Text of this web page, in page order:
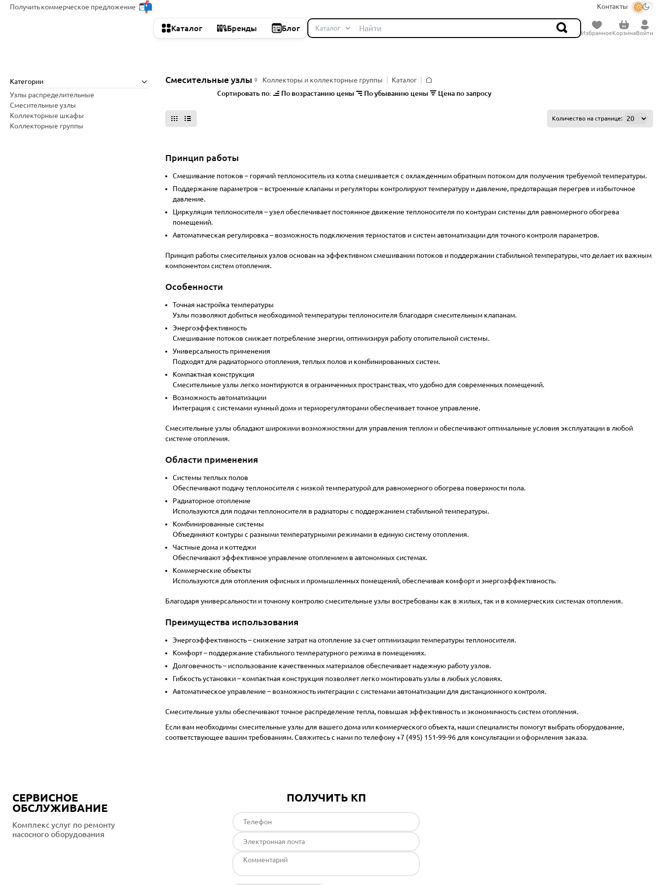
Получитькоммерческое предложение Контакты
Каталог Бренды Блог
ИзбранноеКорзинаВойти
Категории
Узлы распределительные
Смесительные узлы
Коллекторные шкафы
Коллекторные группы
Смесительные узлы 0 Коллекторы и коллекторные группы
Каталог
Сортировать по: По возрастанию цены По убыванию цены Цена по запросу
Количество на странице:
Принцип работы
Смешивание потоков – горячий теплоноситель из котла смешивается с охлажденным обратным потоком для получения требуемой температуры.
Поддержание параметров – встроенные клапаны и регуляторы контролируют температуру и давление, предотвращая перегрев и избыточное
давление.
Циркуляция теплоносителя – узел обеспечивает постоянное движение теплоносителя по контурам системы для равномерного обогрева
помещений.
Автоматическая регулировка– возможность подключения термостатов и систем автоматизации для точного контроля параметров.
Принцип работы смесительных узлов основан на эффективном смешивании потоков и поддержании стабильной температуры, что делает их важным
компонентом систем отопления.
Особенности
Точная настройка температуры
Узлы позволяют добиться необходимой температуры теплоносителя благодаря смесительным клапанам.
Энергоэффективность
Смешивание потоков снижает потребление энергии, оптимизируя работу отопительной системы.
Универсальность применения
Подходят для радиаторного отопления, теплых полов и комбинированных систем.
Компактная конструкция
Смесительные узлы легко монтируются в ограниченных пространствах, что удобно для современных помещений.
Возможность автоматизации
Интеграция с системами «умный дом» и терморегуляторами обеспечивает точное управление.
Смесительные узлы обладают широкими возможностями для управления теплом и обеспечивают оптимальные условия эксплуатации в любой
системе отопления.
Области применения
Системы теплых полов
Обеспечивают подачу теплоносителя с низкой температурой для равномерного обогрева поверхности пола.
Радиаторное отопление
Используются для подачи теплоносителя в радиаторы с поддержанием стабильной температуры.
Комбинированные системы
Объединяют контуры с разными температурными режимами в единую систему отопления.
Частные дома и коттеджи
Обеспечивают эффективное управление отоплением в автономных системах.
Коммерческие объекты
Используются для отопления офисных и промышленных помещений, обеспечивая комфорт и энергоэффективность.
Благодаря универсальности и точному контролю смесительные узлы востребованы как в жилых, так и в коммерческих системах отопления.
Преимущества использования
Энергоэффективность– снижение затрат на отопление за счет оптимизации температуры теплоносителя.
Комфорт– поддержание стабильного температурного режима в помещениях.
Долговечность– использование качественных материалов обеспечивает надежную работу узлов.
Гибкость установки– компактная конструкция позволяет легко монтировать узлы в любых условиях.
Автоматическое управление – возможность интеграции с системами автоматизации для дистанционного контроля.
Смесительные узлы обеспечивают точное распределение тепла, повышая эффективность и экономичность систем отопления.
Если вам необходимы смесительные узлы для вашего дома или коммерческого объекта, наши специалисты помогут выбрать оборудование,
соответствующее вашим требованиям. Свяжитесь с нами по телефону+7 (495) 151-99-96 для консультации и оформления заказа.
СЕРВИСНОЕ
ОБСЛУЖИВАНИЕ
Комплекс услуг по ремонту
насосного оборудования
ПОЛУЧИТЬ КП